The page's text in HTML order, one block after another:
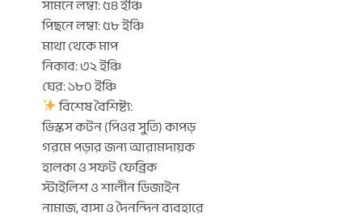
সামনে লম্বা: ৫৪ ইঞ্চি
পিছনে লম্বা: ৫৮ ইঞ্চি
মাথা থেকে মাপ
নিকাব: ৩২ ইঞ্চি
ঘের: ১৮০ ইঞ্চি
বিশেষ বৈশিষ্ট্য:
ভিস্কস কটন (পিওর সুতি) কাপড়
গরমে পড়ার জন্য আরামদায়ক
হালকা ও সফট ফেব্রিক
স্টাইলিশ ও শালীন ডিজাইন
নামাজ, বাসা ও দৈনন্দিন ব্যবহারে